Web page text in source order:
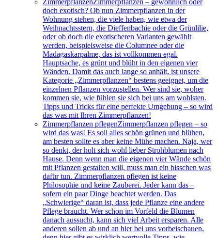
ZimmerpflanzenZimmerpflanzen – gewöhnlich oder
doch exotisch? Ob nun Zimmerpflanzen in der
Wohnung stehen, die viele haben, wie etwa der
Weihnachtsstern, die Dieffenbachie oder die Grünlilie,
oder ob doch die exotischeren Varianten gewählt
werden, beispielsweise die Columnee oder die
Madagaskarpalme, das ist vollkommen egal.
Hauptsache, es grünt und blüht in den eigenen vier
Wänden. Damit das auch lange so anhält, ist unsere
Kategorie „Zimmerpflanzen“ bestens geeignet, um die
einzelnen Pflanzen vorzustellen. Wer sind sie, woher
kommen sie, wie fühlen sie sich bei uns am wohlsten.
Tipps und Tricks für eine perfekte Umgebung – so wird
das was mit Ihren Zimmerpflanzen!
Zimmerpflanzen pflegenZimmerpflanzen pflegen – so
wird das was! Es soll alles schön grünen und blühen,
am besten sollte es aber keine Mühe machen. Naja, wer
so denkt, der holt sich wohl lieber Strohblumen nach
Hause. Denn wenn man die eigenen vier Wände schön
mit Pflanzen gestalten will, muss man ein bisschen was
dafür tun. Zimmerpflanzen pflegen ist keine
Philosophie und keine Zauberei. Jeder kann das –
sofern ein paar Dinge beachtet werden. Das
„Schwierige“ daran ist, dass jede Pflanze eine andere
Pflege braucht. Wer schon im Vorfeld die Blumen
danach aussucht, kann sich viel Arbeit ersparen. Alle
anderen sollen ab und an hier bei uns vorbeischauen,